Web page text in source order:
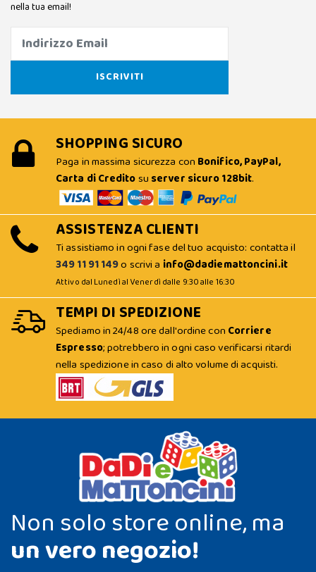
nella tua email!
SHOPPING SICURO
Paga in massima sicurezza con Bonifico, PayPal,
Carta di Creditosu server sicuro 128bit.
ASSISTENZA CLIENTI
Ti assistiamo in ogni fase del tuo acquisto: contatta il
349 11 91 149o scrivi a info@dadiemattoncini.it
Attivo dal Lunedì al Venerdì dalle 9:30 alle 16:30
TEMPI DI SPEDIZIONE
Spediamo in 24/48 ore dall'ordine con Corriere
Espresso; potrebbero in ogni caso verificarsi ritardi
nella spedizione in caso di alto volume di acquisti.
Non solo store online, ma
un vero negozio!